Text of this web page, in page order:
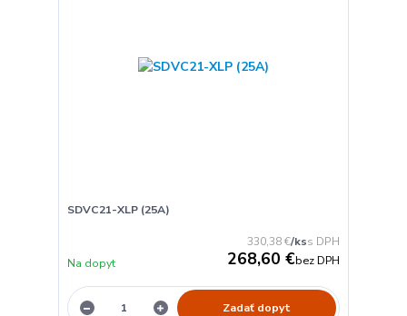
SDVC21-XLP (25A)
330,38 €/ks
268,60 €bez DPH
Na dopyt
Zadať dopyt